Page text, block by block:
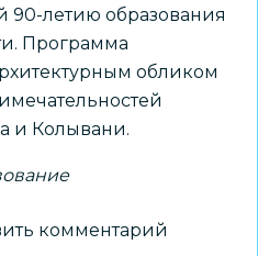
90-летию образования
Программа
обликом
и Колывани.
комментарий